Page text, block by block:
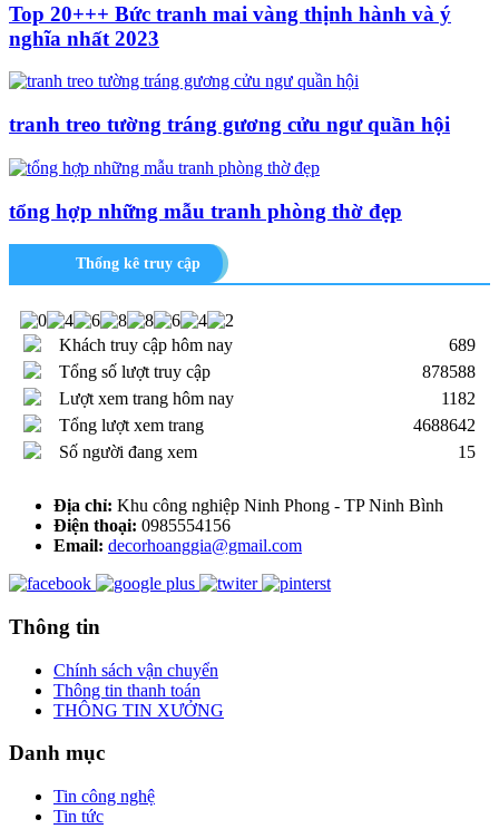
Top 20+++ Bức tranh mai vàng thịnh hành và ý
nghĩa nhất 2023
tranh treo tường tráng gương cửu ngư quần hội
tổng hợp những mẫu tranh phòng thờ đẹp
Thống kê truy cập
Khách truy cập hôm nay
689
Tổng số lượt truy cập
878588
Lượt xem trang hôm nay
1182
Tổng lượt xem trang
4688642
Số người đang xem
15
Địa chỉ: Khu công nghiệp Ninh Phong - TP Ninh Bình
Điện thoại: 0985554156
Email: decorhoanggia@gmail.com
Thông tin
Chính sách vận chuyển
Thông tin thanh toán
THÔNG TIN XƯỞNG
Danh mục
Tin công nghệ
Tin tức